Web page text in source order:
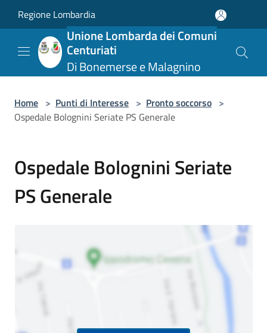
Regione Lombardia
Unione Lombarda dei Comuni
Centuriati
Di Bonemerse e Malagnino
Home > Punti di Interesse > Pronto soccorso >
Ospedale Bolognini Seriate PS Generale
Ospedale Bolognini Seriate
PS Generale